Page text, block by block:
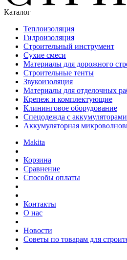
Каталог
Теплоизоляция
Гидроизоляция
Строительный инструмент
Сухие смеси
Материалы для дорожного
Строительные тенты
Звукоизоляция
Материалы для отделочных
Крепеж и комплектующие
Клининговое оборудование
Спецодежда с аккумуляторами
Аккумуляторная
Makita
Корзина
Сравнение
Способы оплаты
Контакты
О нас
Новости
Советы по товарам для